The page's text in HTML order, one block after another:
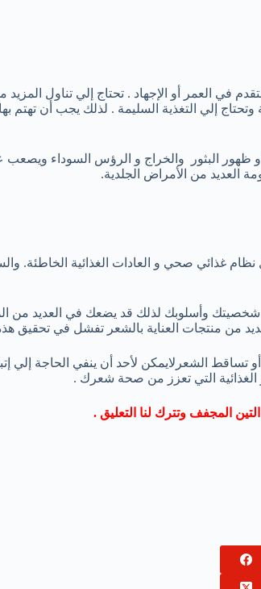
في العمر أو الإجهاد . تحتاج إلي تناول المزيد
إلي التغذية السليمة . لذلك يجب أن تهتم
ظهور البثور والخراج و الرؤس السوداء ويصعب
العديد من الأمراض الجلدية.
غذائي صحي و العادات الغذائية الخاطئة.
وأسلوبك لذلك قد يضعك في العديد من
من منتجات العناية بالشعر تفشل في تحقيق هذه
الشعرلايمكن لأحد أن ينفي الحاجة إلي
الغذائية التي تعزز من صحة شعرك .
المجفف وتترك لنا التعليق .